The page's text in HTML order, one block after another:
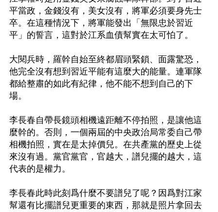
平當政，金錢沒有，美女沒有，將軍必須要身先士
卒。在這種情況下，將軍能發出「無限忠於習近
平」的誓言，這對於江系血債幫實在太可怕了。
大閱兵時，羅幹自始至終都眉頭緊鎖、面露驚恐，
他完全沒有想到習近平能有這麼大的能量。連軍隊
都給整肅的如此有紀律，他不能不想到自己的下
場。
李長春自帶長鏡頭相機遠距離不停拍照，是讓他這
麼幹的。否則，一個兩屆的中央政治局常委自己帶
相機拍照，實在是太掉價兒。在共產黨的歷史上從
來沒有過。黨官黨官，官越大，譜兒擺的越大，這
代表的是權力。
李長春此時此刻爲什麼不要譜兒了呢？因爲對江家
幫還有比擺譜兒更重要的東西，那就是照片拿回去